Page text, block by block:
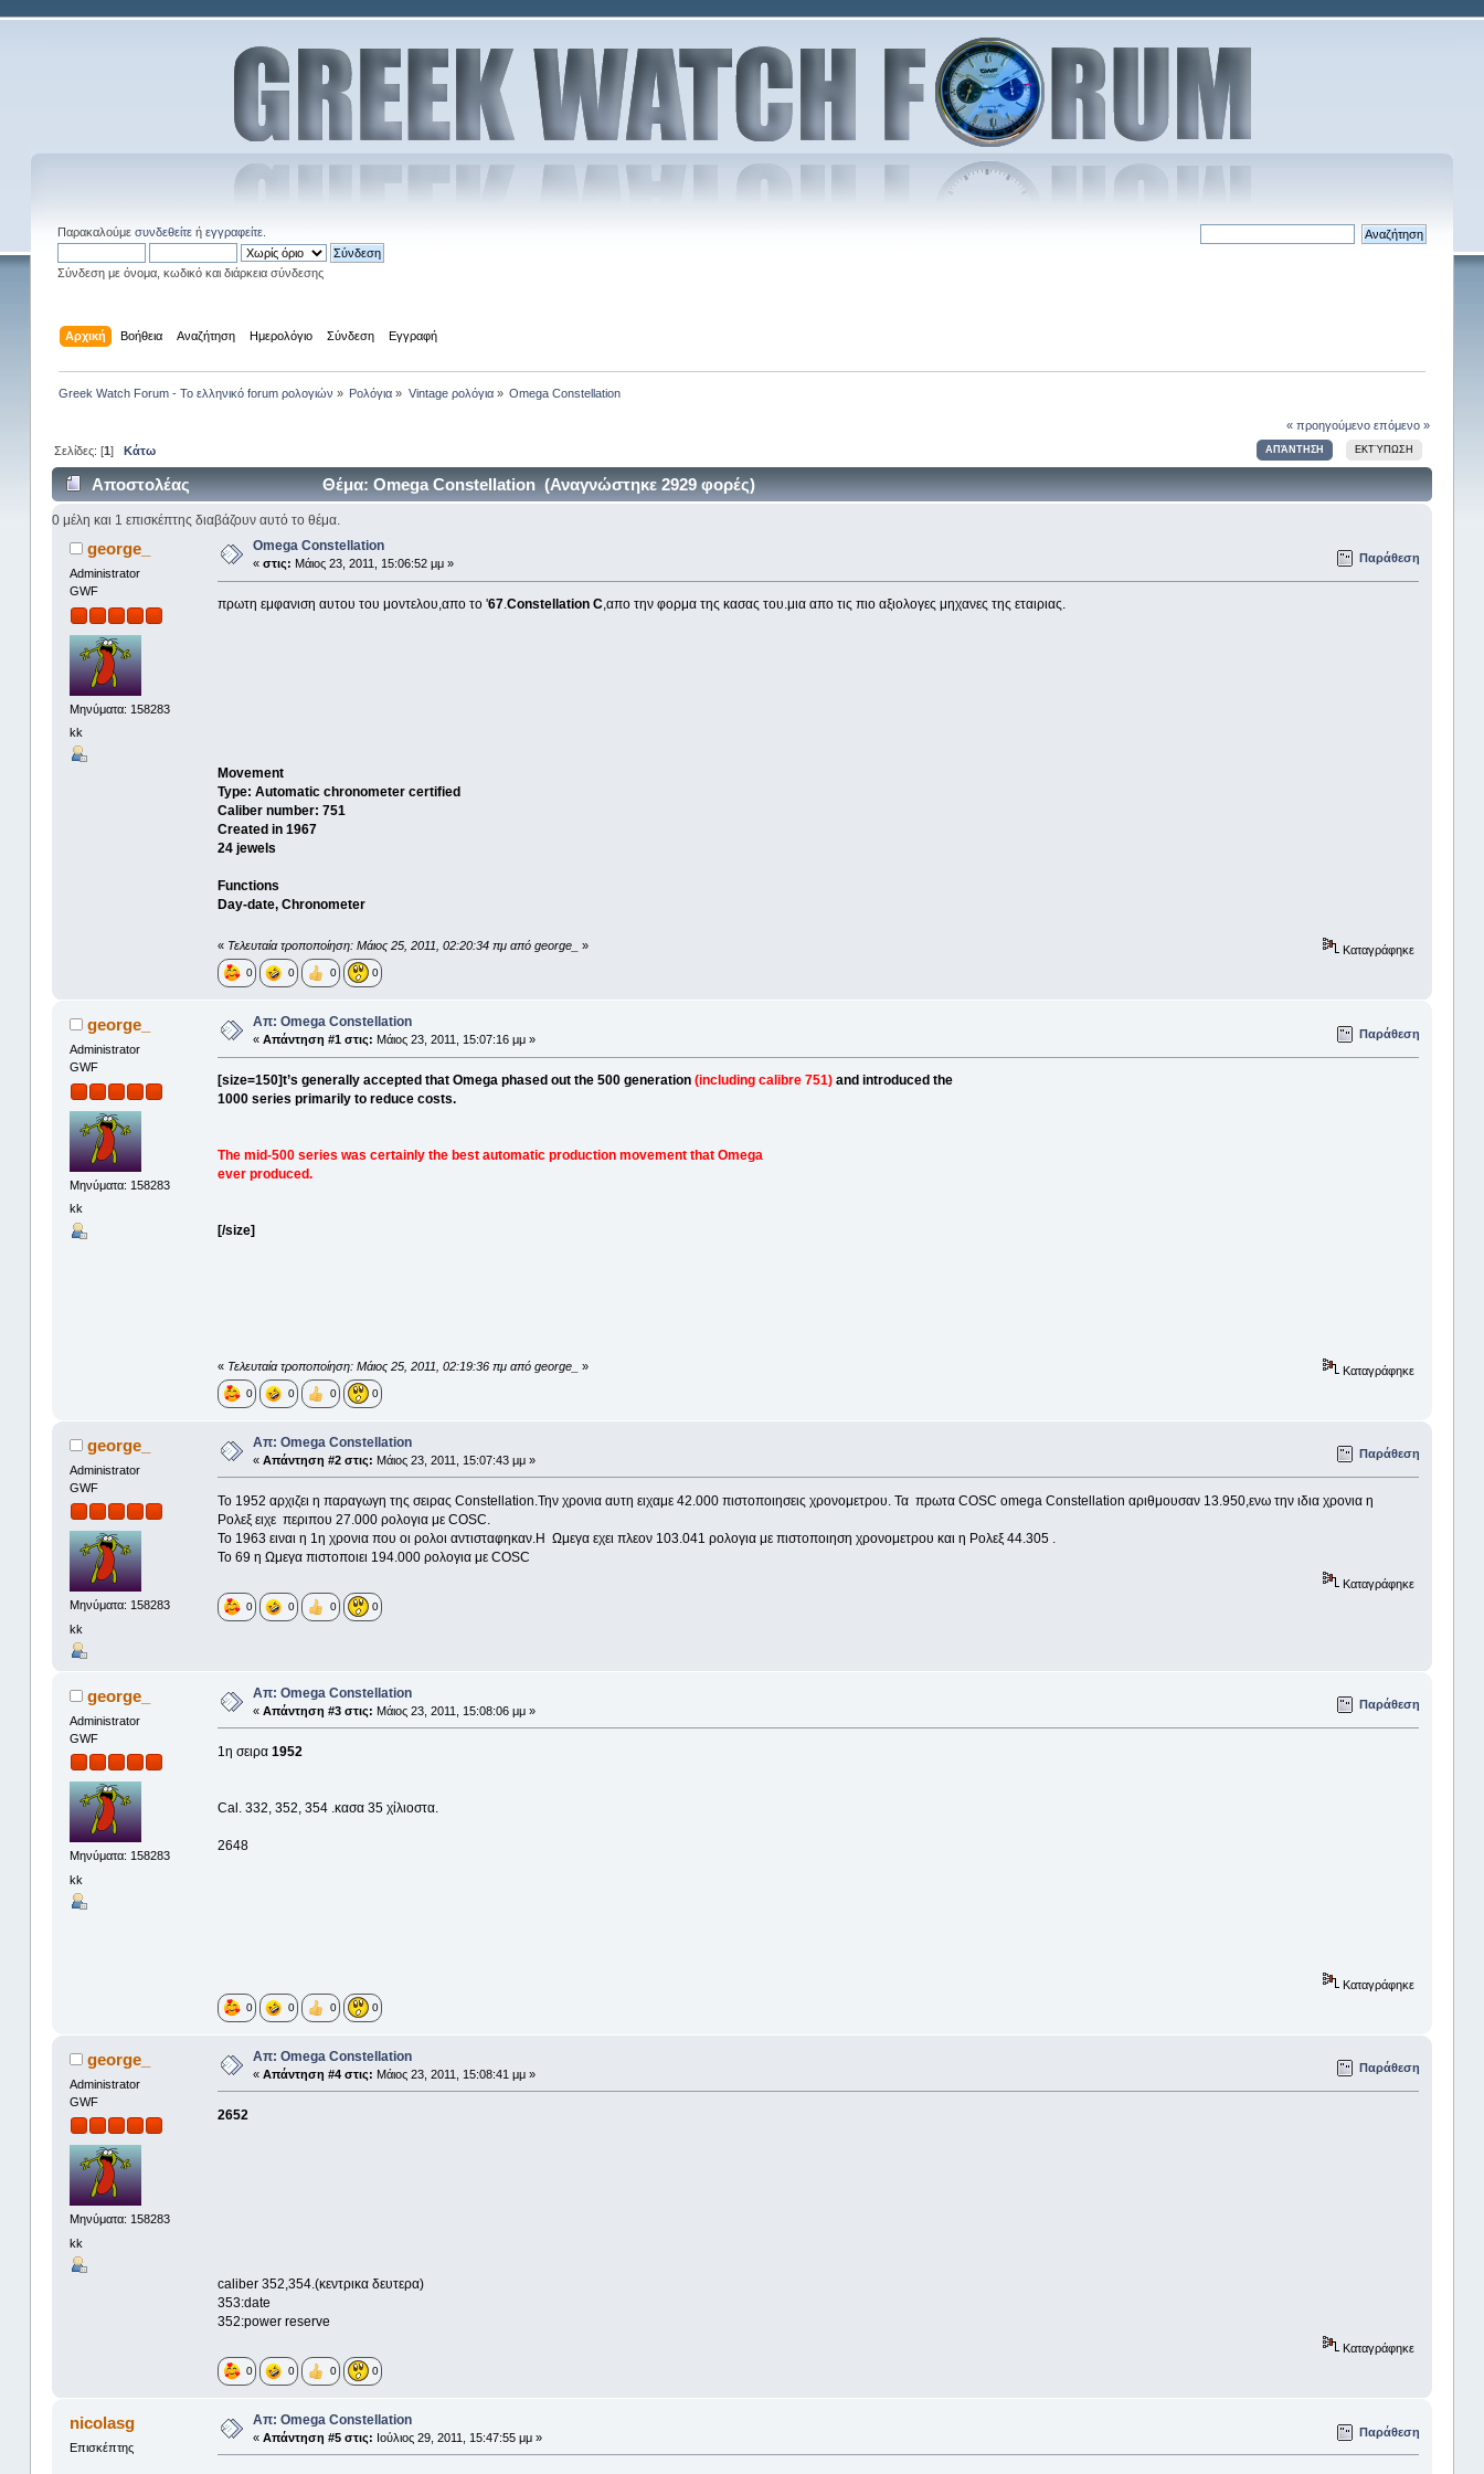
Παρακαλούμε συνδεθείτεή εγγραφείτε.
Σύνδεση με όνομα, κωδικό και διάρκεια σύνδεσης
Αρχική Βοήθεια Αναζήτηση Ημερολόγιο Σύνδεση Εγγραφή
Greek Watch Forum - Το ελληνικό forum ρολογιών » Ρολόγια » Vintage ρολόγια» Omega Constellation
« προηγούμενο επόμενο »
ΑΠΆΝΤΗΣΗ ΕΚΤΎΠΩΣΗ
Σελίδες: [1]Κάτω
Αποστολέας Θέμα: Omega Constellation (Αναγνώστηκε 2929 φορές)
0 μέλη και 1 επισκέπτης διαβάζουν αυτό το θέμα.
george_
Administrator
GWF
Μηνύματα: 158283
kk
Omega Constellation
« στις: Μάιος 23, 2011, 15:06:52 μμ » Παράθεση
πρωτη εμφανιση αυτου του μοντελου,απο το '67.Constellation C,απο την φορμα της κασας του.μια απο τις πιο αξιολογες μηχανες της εταιριας.
Movement
Type: Automatic chronometer certified
Caliber number: 751
Created in 1967
24 jewels
Functions
Day-date, Chronometer
« Τελευταία τροποποίηση: Μάιος 25, 2011, 02:20:34 πμ από george_ » Καταγράφηκε
0 0 0 0
george_
Administrator
GWF
Μηνύματα: 158283
kk
Απ: Omega Constellation
« Απάντηση #1 στις: Μάιος 23, 2011, 15:07:16 μμ » Παράθεση
[size=150]t’s generally accepted that Omega phased out the 500 generation (including calibre 751)and introduced the
1000 series primarily to reduce costs.
The mid-500 series was certainly the best automatic production movement that Omega
ever produced.
[/size]
« Τελευταία τροποποίηση: Μάιος 25, 2011, 02:19:36 πμ από george_ » Καταγράφηκε
0 0 0 0
george_
Administrator
GWF
Μηνύματα: 158283
kk
Απ: Omega Constellation
« Απάντηση #2 στις: Μάιος 23, 2011, 15:07:43 μμ » Παράθεση
Το 1952 αρχιζει η παραγωγη της σειρας Constellation.Την χρονια αυτη ειχαμε 42.000 πιστοποιησεις χρονομετρου. Τα πρωτα COSC omega Constellation αριθμουσαν 13.950,ενω την ιδια χρονια η
Ρολεξ ειχε περιπου 27.000 ρολογια με COSC.
Το 1963 ειναι η 1η χρονια που οι ρολοι αντισταφηκαν.Η Ωμεγα εχει πλεον 103.041 ρολογια με πιστοποιηση χρονομετρου και η Ρολεξ 44.305 .
Το 69 η Ωμεγα πιστοποιει 194.000 ρολογια με COSC
Καταγράφηκε
0 0 0 0
george_
Administrator
GWF
Μηνύματα: 158283
kk
Απ: Omega Constellation
« Απάντηση #3 στις: Μάιος 23, 2011, 15:08:06 μμ » Παράθεση
1η σειρα 1952
Cal. 332, 352, 354 .κασα 35 χίλιοστα.
2648
Καταγράφηκε
0 0 0 0
george_
Administrator
GWF
Μηνύματα: 158283
kk
Απ: Omega Constellation
« Απάντηση #4 στις: Μάιος 23, 2011, 15:08:41 μμ » Παράθεση
2652
caliber 352,354.(κεντρικα δευτερα)
353:date
352:power reserve
Καταγράφηκε
0 0 0 0
nicolasg
Επισκέπτης
Απ: Omega Constellation
« Απάντηση #5 στις: Ιούλιος 29, 2011, 15:47:55 μμ » Παράθεση